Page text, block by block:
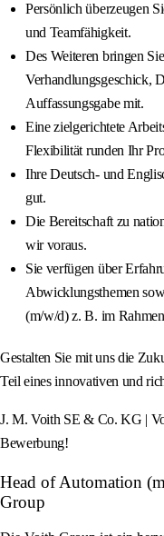
Persönlich überzeugen
und Teamfähigkeit.
Des Weiteren bringen
Verhandlungsgeschick,
Auffassungsgabe mit.
Eine zielgerichtete
Flexibilität runden Ihr
Ihre Deutsch‑ und
gut.
Die Bereitschaft zu
wir voraus.
Sie verfügen über
Abwicklungsthemen
(m/w/d) z. B. im
Gestalten Sie mit uns die
Teil eines innovativen und
J. M. Voith SE & Co. KG |
Bewerbung!
Head of Automation
Group